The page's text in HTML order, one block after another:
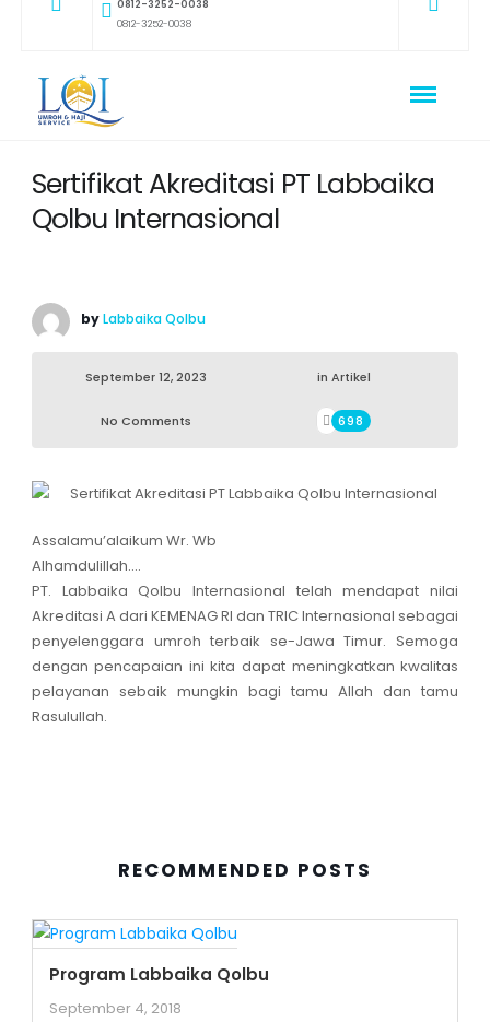
0812-3252-0038
0812-3252-0038
Sertifikat Akreditasi PT Labbaika
Qolbu Internasional
byLabbaika Qolbu
September 12, 2023 in Artikel
No Comments 698
Assalamu’alaikum Wr. Wb
Alhamdulillah….
PT. Labbaika Qolbu Internasional telah mendapat nilai
Akreditasi A dari KEMENAG RI dan TRIC Internasional sebagai
penyelenggara umroh terbaik se-Jawa Timur. Semoga
dengan pencapaian ini kita dapat meningkatkan kwalitas
pelayanan sebaik mungkin bagi tamu Allah dan tamu
Rasulullah.
RECOMMENDED POSTS
Program Labbaika Qolbu
September 4, 2018